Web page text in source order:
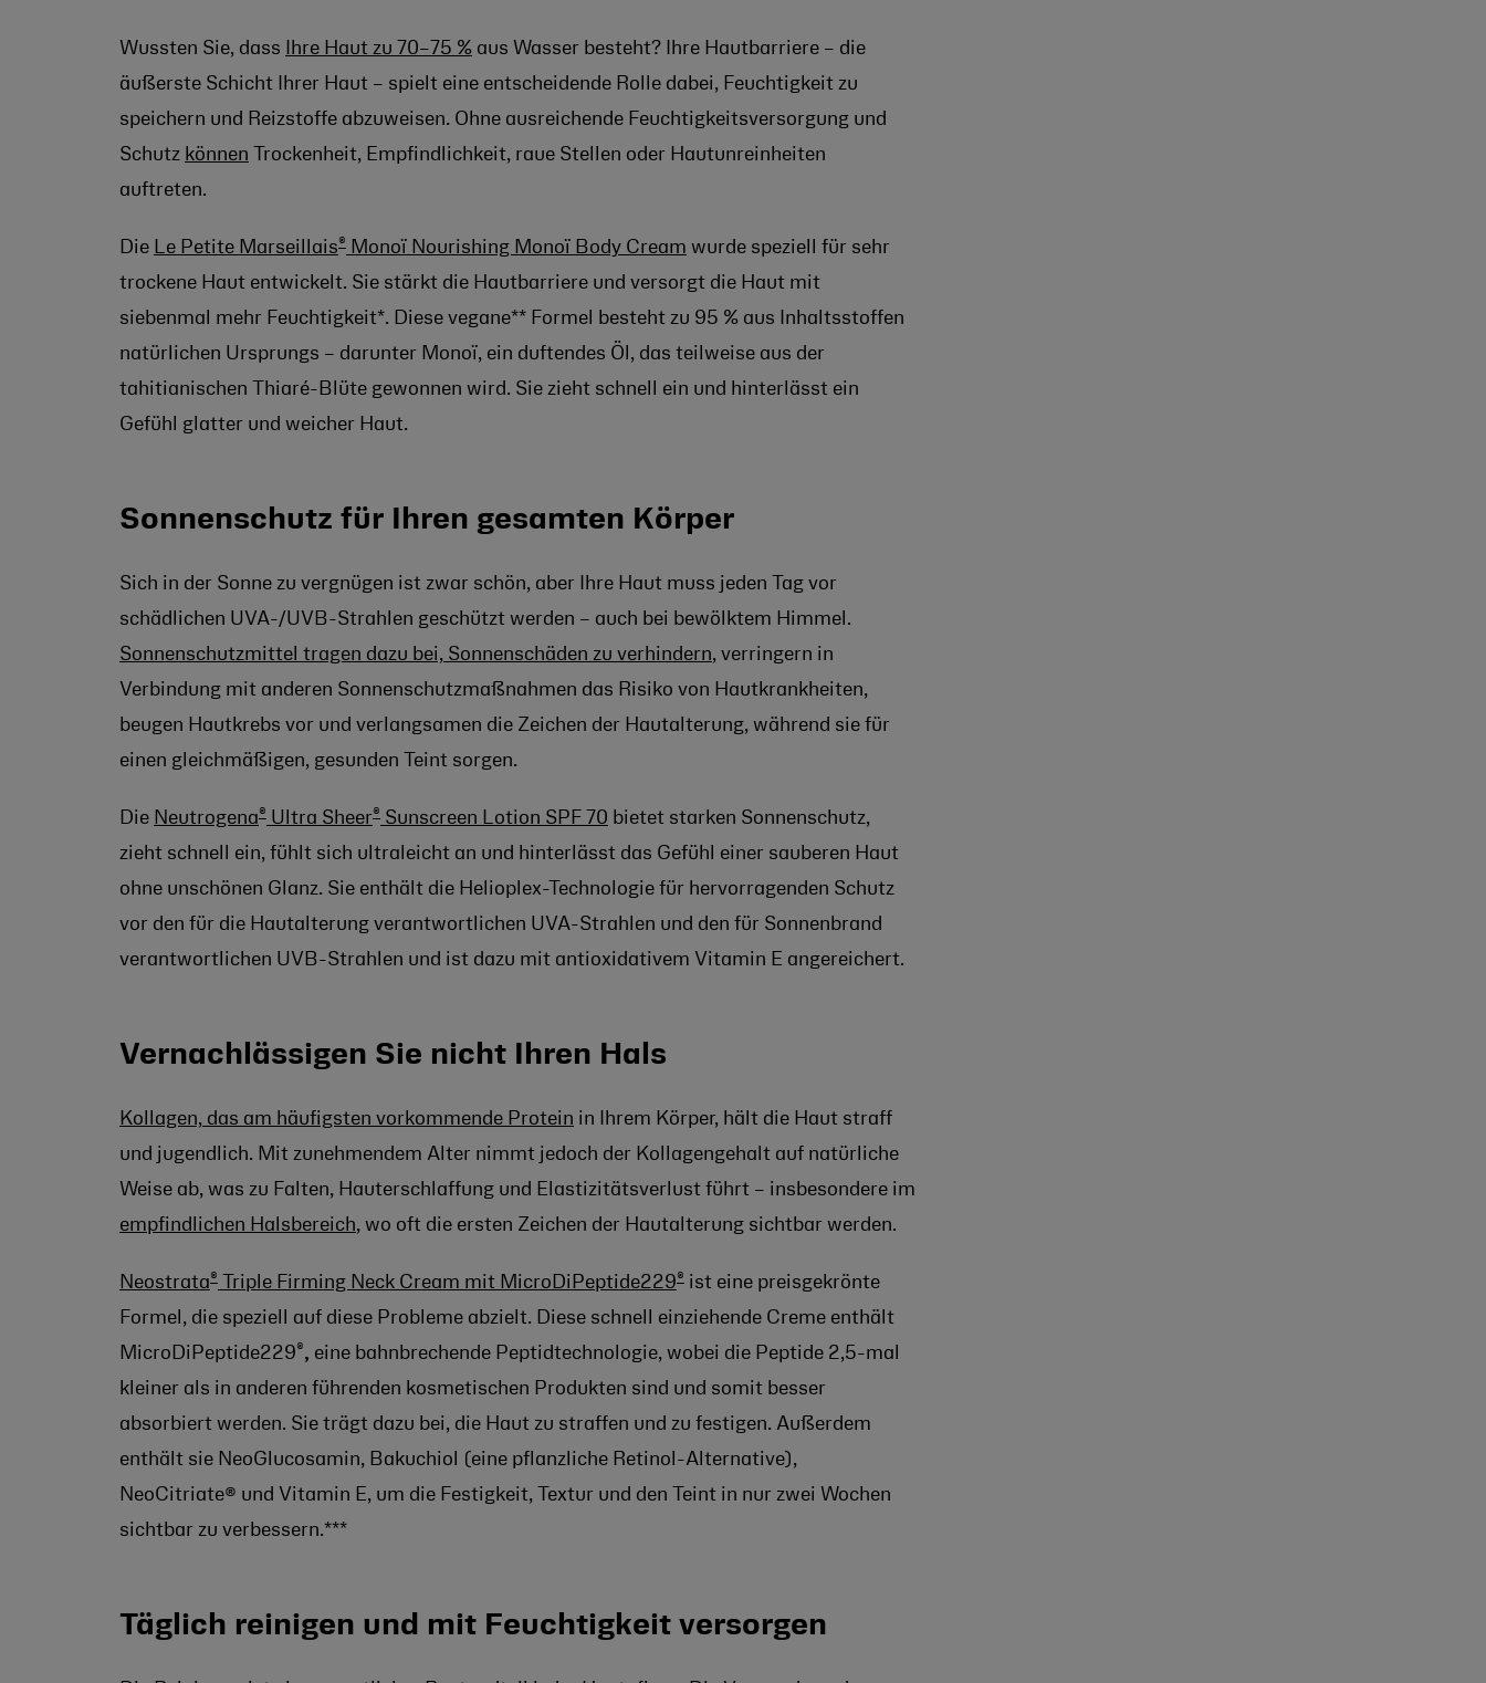
Wussten Sie, dass Ihre Haut zu 70–75 % aus Wasser besteht? Ihre Hautbarriere – die
äußerste Schicht Ihrer Haut – spielt eine entscheidende Rolle dabei, Feuchtigkeit zu
speichern und Reizstoffe abzuweisen. Ohne ausreichende Feuchtigkeitsversorgung und
Schutz können Trockenheit, Empfindlichkeit, raue Stellen oder Hautunreinheiten
auftreten.
Die Le Petite Marseillais ® Monoï Nourishing Monoï Body Cream wurde speziell für sehr
trockene Haut entwickelt. Sie stärkt die Hautbarriere und versorgt die Haut mit
siebenmal mehr Feuchtigkeit*. Diese vegane** Formel besteht zu 95 % aus Inhaltsstoffen
natürlichen Ursprungs – darunter Monoï, ein duftendes Öl, das teilweise aus der
tahitianischen Thiaré-Blüte gewonnen wird. Sie zieht schnell ein und hinterlässt ein
Gefühl glatter und weicher Haut.
Sonnenschutz für Ihren gesamten Körper
Sich in der Sonne zu vergnügen ist zwar schön, aber Ihre Haut muss jeden Tag vor
schädlichen UVA-/UVB-Strahlen geschützt werden – auch bei bewölktem Himmel.
Sonnenschutzmittel tragen dazu bei, Sonnenschäden zu verhindern, verringern in
Verbindung mit anderen Sonnenschutzmaßnahmen das Risiko von Hautkrankheiten,
beugen Hautkrebs vor und verlangsamen die Zeichen der Hautalterung, während sie für
einen gleichmäßigen, gesunden Teint sorgen.
Die Neutrogena ® Ultra Sheer ® Sunscreen Lotion SPF 70 bietet starken Sonnenschutz,
zieht schnell ein, fühlt sich ultraleicht an und hinterlässt das Gefühl einer sauberen Haut
ohne unschönen Glanz. Sie enthält die Helioplex-Technologie für hervorragenden Schutz
vor den für die Hautalterung verantwortlichen UVA-Strahlen und den für Sonnenbrand
verantwortlichen UVB-Strahlen und ist dazu mit antioxidativem Vitamin E angereichert.
Vernachlässigen Sie nicht Ihren Hals
Kollagen, das am häufigsten vorkommende Protein in Ihrem Körper, hält die Haut straff
und jugendlich. Mit zunehmendem Alter nimmt jedoch der Kollagengehalt auf natürliche
Weise ab, was zu Falten, Hauterschlaffung und Elastizitätsverlust führt – insbesondere im
empfindlichen Halsbereich, wo oft die ersten Zeichen der Hautalterung sichtbar werden.
Neostrata ® Triple Firming Neck Cream mit MicroDiPeptide229 ® ist eine preisgekrönte
Formel, die speziell auf diese Probleme abzielt. Diese schnell einziehende Creme enthält
MicroDiPeptide229 ® , eine bahnbrechende Peptidtechnologie, wobei die Peptide 2,5-mal
kleiner als in anderen führenden kosmetischen Produkten sind und somit besser
absorbiert werden. Sie trägt dazu bei, die Haut zu straffen und zu festigen. Außerdem
enthält sie NeoGlucosamin, Bakuchiol (eine pflanzliche Retinol-Alternative),
NeoCitriate® und Vitamin E, um die Festigkeit, Textur und den Teint in nur zwei Wochen
sichtbar zu verbessern.***
Täglich reinigen und mit Feuchtigkeit versorgen